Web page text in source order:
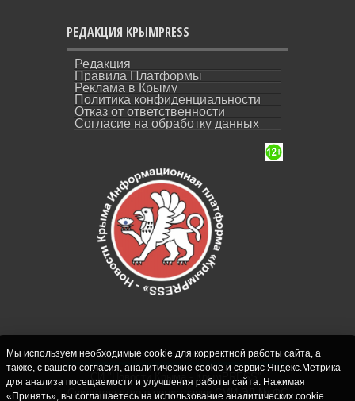
РЕДАКЦИЯ КРЫМPRESS
Редакция
Правила Платформы
Реклама в Крыму
Политика конфиденциальности
Отказ от ответственности
Согласие на обработку данных
СИ "Новости Крыма - КрымPRESS".
Свидетельство о регистрации СМИ ЭЛ № ФС
Мы используем необходимые cookie для корректной работы сайта, а
также, с вашего согласия, аналитические cookie и сервис Яндекс.Метрика
для анализа посещаемости и улучшения работы сайта. Нажимая
«Принять», вы соглашаетесь на использование аналитических cookie.